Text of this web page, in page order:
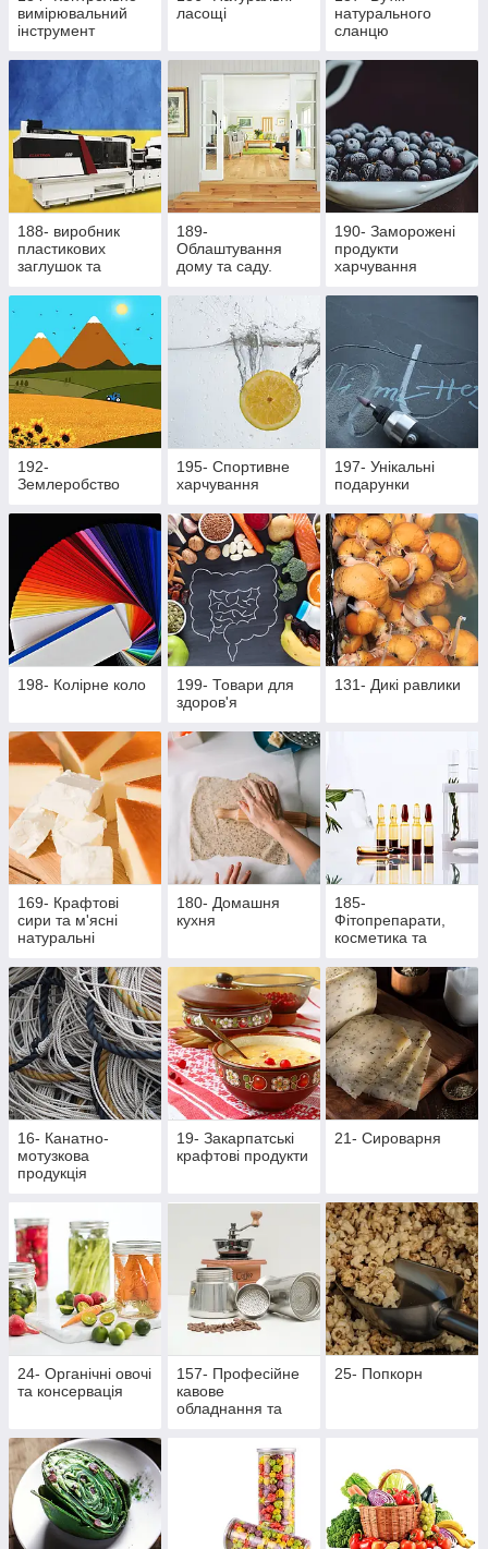
вимірювальний
інструмент
ласощі
натурального
сланцю
188- виробник
пластикових
заглушок та
фурнітури
189-
Облаштування
дому та саду.
харчування
190- Заморожені
продукти
харчування
192-
Землеробство
195- Cпортивне
харчування
197- Унікальні
подарунки
198- Колірне коло
199- Товари для
здоров'я
131- Дикі равлики
169- Крафтові
сири та м'ясні
натуральні
180- Домашня
кухня
185-
Фітопрепарати,
косметика та
16- Канатно-
мотузкова
продукція
19- Закарпатські
крафтові продукти
21- Сироварня
24- Органічні овочі
та консервація
157- Професійне
кавове
обладнання та
25- Попкорн